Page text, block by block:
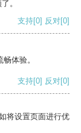
。
支持[0] 反对[0]
体验。
支持[0] 反对[0]
将设置页面进行优